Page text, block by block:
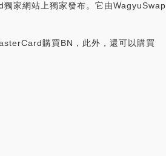
家網站上獨家發布。它由WagyuSwap
購買BN，此外，還可以購買